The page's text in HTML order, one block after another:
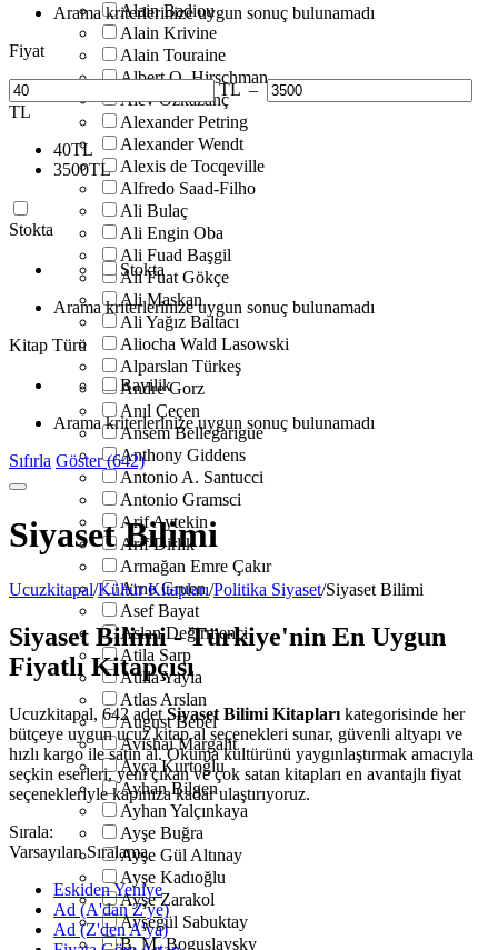
Alain Badiou
Alain Krivine
Alain Touraine
Albert O. Hirschman
Alev Özkazanç
Alexander Petring
Alexander Wendt
Alexis de Tocqeville
Alfredo Saad-Filho
Ali Bulaç
Ali Engin Oba
Ali Fuad Başgil
Ali Fuat Gökçe
Ali Maskan
Ali Yağız Baltacı
Aliocha Wald Lasowski
Alparslan Türkeş
Andre Gorz
Anıl Çeçen
Ansem Bellegarigue
Anthony Giddens
Antonio A. Santucci
Antonio Gramsci
Arif Aytekin
Arif Dirlik
Armağan Emre Çakır
Arno Gruen
Asef Bayat
Aslan Değirmenci
Atila Sarp
Atilla Yayla
Atlas Arslan
August Bebel
Avishai Margalit
Ayça Kurtoğlu
Ayhan Bilgen
Ayhan Yalçınkaya
Ayşe Buğra
Ayşe Gül Altınay
Ayşe Kadıoğlu
Ayşe Zarakol
Ayşegül Sabuktay
B. M. Boguslavsky
Arama kriterlerinize uygun sonuç bulunamadı
Fiyat
TL –
TL
40TL
3500TL
Stokta
Stokta
Arama kriterlerinize uygun sonuç bulunamadı
Kitap Türü
Bayilik
Arama kriterlerinize uygun sonuç bulunamadı
Sıfırla Göster (642)
Siyaset Bilimi
Ucuzkitapal/Kültür Kitapları/Politika Siyaset/Siyaset Bilimi
Siyaset Bilimi - Türkiye'nin En Uygun
Fiyatlı Kitapçısı
Ucuzkitapal, 642 adet Siyaset Bilimi Kitapları kategorisinde her
bütçeye uygun ucuz kitap al seçenekleri sunar, güvenli altyapı ve
hızlı kargo ile satın al. Okuma kültürünü yaygınlaştırmak amacıyla
seçkin eserleri, yeni çıkan ve çok satan kitapları en avantajlı fiyat
seçenekleriyle kapınıza kadar ulaştırıyoruz.
Sırala:
Varsayılan Sıralama
Eskiden Yeniye
Ad (A'dan Z'ye)
Ad (Z'den A'ya)